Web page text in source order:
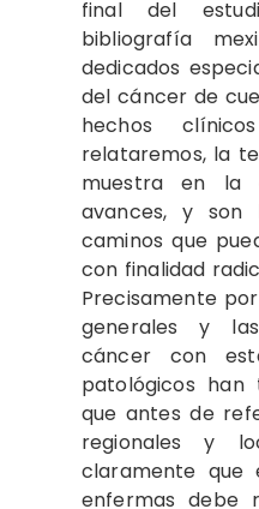
final del
bibliografía
dedicados
del cáncer de
hechos
relataremos, la
muestra en la
avances, y son
caminos que
con finalidad
Precisamente
generales y
cáncer con
patológicos
que antes de
regionales y
claramente que
enfermas debe